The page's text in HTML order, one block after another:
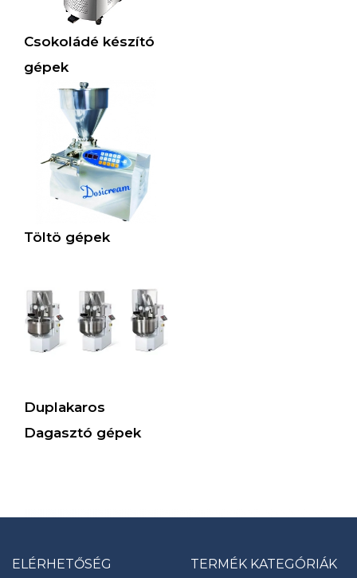
Csokoládé készító
gépek
Töltö gépek
Duplakaros
Dagasztó gépek
ELÉRHETŐSÉG TERMÉK KATEGÓRIÁK